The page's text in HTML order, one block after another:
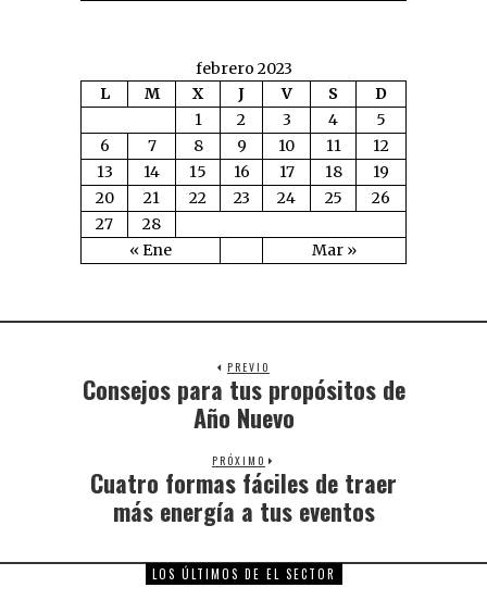
febrero 2023
L
M X J V S D
« Ene Mar »
1 2 3 4
5
6
7 8 9 10 11
12
13
14 15 16 17 18
19
20
21 22 23 24 25
26
27
28
PREVIO
Consejos para tus propósitos de
Año Nuevo
PRÓXIMO
Cuatro formas fáciles de traer
más energía a tus eventos
LOS ÚLTIMOS DE EL SECTOR